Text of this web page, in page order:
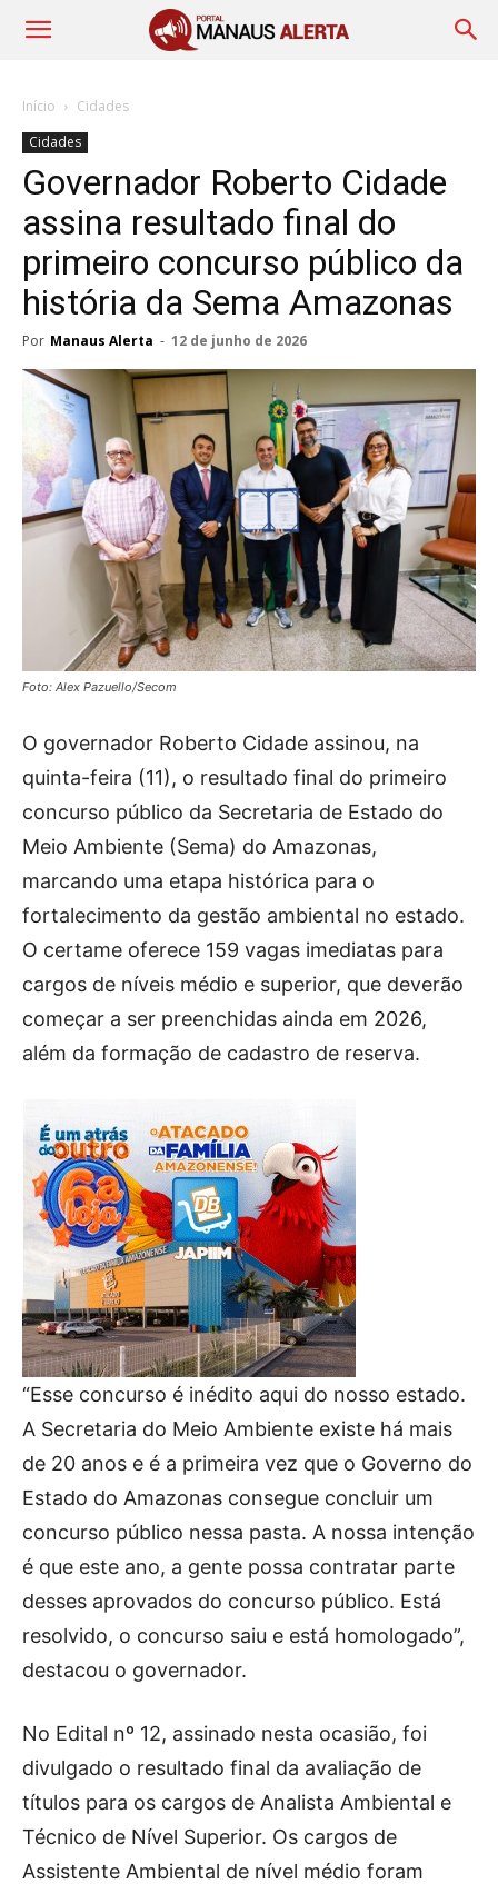
Início
Cidades
Cidades
Governador Roberto Cidade
assina resultado final do
primeiro concurso público da
história da Sema Amazonas
Por Manaus Alerta - 12 de junho de 2026
Foto: Alex Pazuello/Secom
O governador Roberto Cidade assinou, na
quinta-feira (11), o resultado final do primeiro
concurso público da Secretaria de Estado do
Meio Ambiente (Sema) do Amazonas,
marcando uma etapa histórica para o
fortalecimento da gestão ambiental no estado.
O certame oferece 159 vagas imediatas para
cargos de níveis médio e superior, que deverão
começar a ser preenchidas ainda em 2026,
além da formação de cadastro de reserva.
“Esse concurso é inédito aqui do nosso estado.
A Secretaria do Meio Ambiente existe há mais
de 20 anos e é a primeira vez que o Governo do
Estado do Amazonas consegue concluir um
concurso público nessa pasta. A nossa intenção
é que este ano, a gente possa contratar parte
desses aprovados do concurso público. Está
resolvido, o concurso saiu e está homologado”,
destacou o governador.
No Edital nº 12, assinado nesta ocasião, foi
divulgado o resultado final da avaliação de
títulos para os cargos de Analista Ambiental e
Técnico de Nível Superior. Os cargos de
Assistente Ambiental de nível médio foram